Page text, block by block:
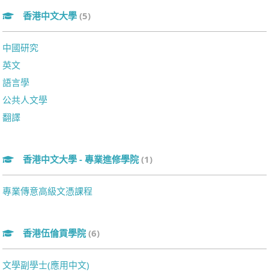
香港中文大學 (5)
中國研究
英文
語言學
公共人文學
翻譯
香港中文大學 - 專業進修學院 (1)
專業傳意高級文憑課程
香港伍倫貢學院 (6)
文學副學士(應用中文)